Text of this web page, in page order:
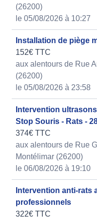
(26200)
le 05/08/2026 à 10:27
Installation de piège
152€ TTC
aux alentours de Rue
(26200)
le 05/08/2026 à 23:58
Intervention
Stop Souris - Rats -
374€ TTC
aux alentours de Rue
Montélimar (26200)
le 06/08/2026 à 19:10
Intervention anti-rats
professionnels
322€ TTC